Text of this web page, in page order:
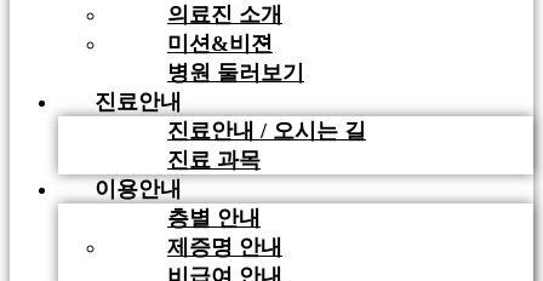
의료진 소개
미션&비젼
병원 둘러보기
진료안내
진료안내 / 오시는 길
진료 과목
이용안내
층별 안내
제증명 안내
비급여 안내